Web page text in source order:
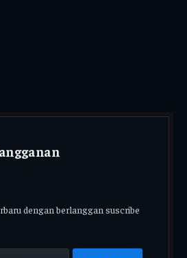
dengan berlanggan suscribe